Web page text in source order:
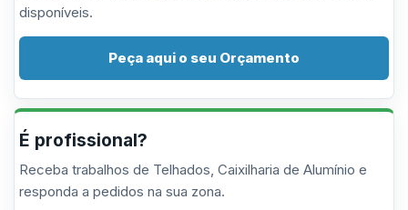
disponíveis.
Peça aqui o seu Orçamento
É profissional?
Receba trabalhos de Telhados, Caixilharia de Alumínio e
responda a pedidos na sua zona.